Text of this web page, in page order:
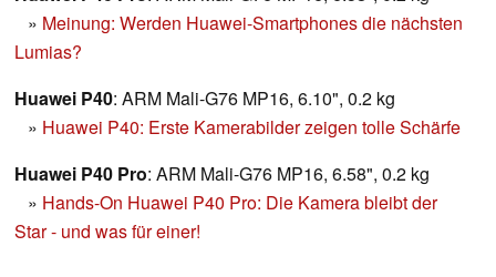
» Meinung: Werden Huawei-Smartphones die nächsten
Lumias?
Huawei P40: ARM Mali-G76 MP16, 6.10", 0.2 kg
» Huawei P40: Erste Kamerabilder zeigen tolle Schärfe
Huawei P40 Pro: ARM Mali-G76 MP16, 6.58", 0.2 kg
» Hands-On Huawei P40 Pro: Die Kamera bleibt der
Star - und was für einer!